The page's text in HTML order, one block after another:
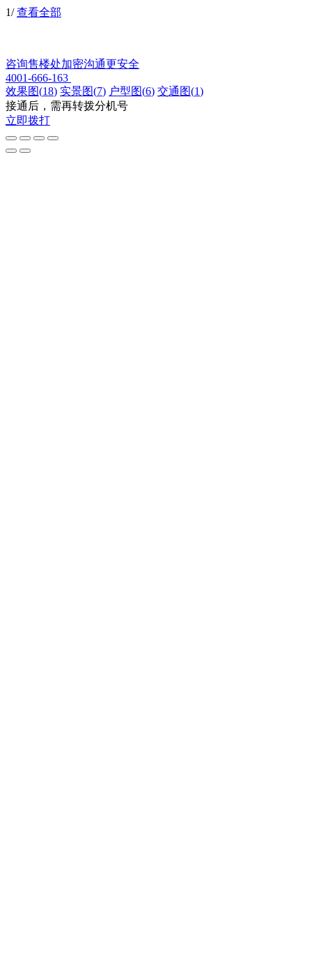
1/ 查看全部
咨询售楼处加密沟通更安全
4001-666-163
效果图(18) 实景图(7) 户型图(6) 交通图(1)
接通后，需再转拨分机号
立即拨打